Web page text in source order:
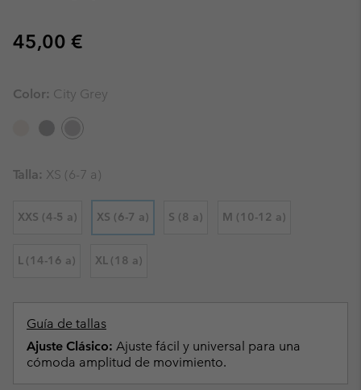
Regular price:
45,00 €
Color: City Grey
Talla: XS (6-7 a)
XXS (4-5 a) XS (6-7 a) S (8 a) M (10-12 a)
L (14-16 a) XL (18 a)
Guía de tallas
Ajuste Clásico: Ajuste fácil y universal para una
cómoda amplitud de movimiento.